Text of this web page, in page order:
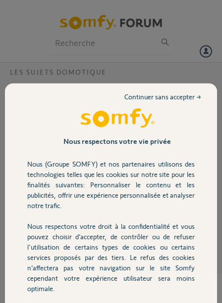
Volet
Sécurité
Domotique
Chauffage
Autres produits
LES SUJETS DOMOTIQUE
Est ce que Connexoon est compatible avec
Je suis en train de consulter pour faire installer quelques volets
roulants de fenêtres et un volet roulant Velux SSL?
connexoon ?
Par avance merci pour vos réponse.
Fabrice
Fabrice R.
il y a presque 10 ans
Participer au fil de discussion
Nous respectons votre vie privée
Nous (Groupe SOMFY) et nos partenaires utilisons des
technologies telles que les cookies sur notre site pour les
finalités suivantes: Personnaliser le contenu et les
publicités, offrir une expérience personnalisée et analyser
notre trafic.
Nous respectons votre droit à la confidentialité et vous
pouvez choisir d’accepter, de contrôler ou de refuser
l'utilisation de certains types de cookies ou certains
services proposés par des tiers. Le refus des cookies
n’affectera pas votre navigation sur le site Somfy
cependant votre expérience utilisateur sera moins
optimale.
Continuer sans accepter →